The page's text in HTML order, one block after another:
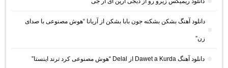
دانلود آهنگ بشکن بشکنه جون بابا بشکن از آریانا “هوش مصنوعی با صدای
زن”
دانلود آهنگ Dawet a Kurda از Delal “هوش مصنوعی کرد ترند اینستا”